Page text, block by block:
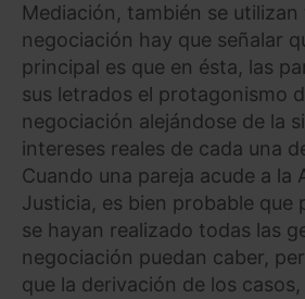
Mediación, también se utilizan
negociación hay que señalar
principal es que en ésta, las
sus letrados el protagonismo
negociación alejándose de la
intereses reales de cada una
Cuando una pareja acude a la
Justicia, es bien probable que
se hayan realizado todas las
negociación puedan caber,
que la derivación de los